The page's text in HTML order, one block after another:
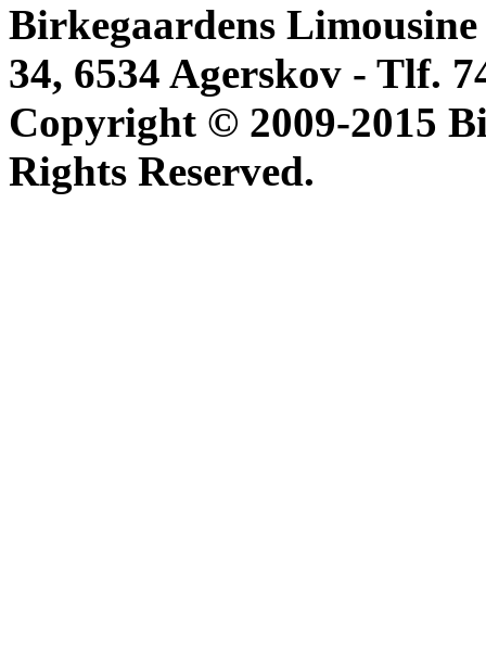
Birkegaardens
34, 6534 Agerskov - Tlf.
Copyright © 2009-2015
Rights Reserved.